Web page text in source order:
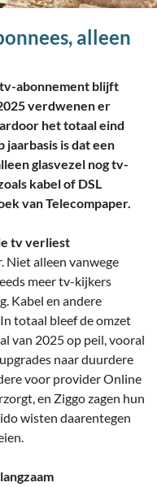
alleen
abonnement blijft
verdwenen er
het totaal eind
jaarbasis is dat een
glasvezel nog tv-
kabel of DSL
van Telecompaper.
tv verliest
Niet alleen vanwege
meer tv-kijkers
Kabel en andere
totaal bleef de omzet
van 2025 op peil, vooral
naar duurdere
voor provider Online
en Ziggo zagen hun
wisten daarentegen